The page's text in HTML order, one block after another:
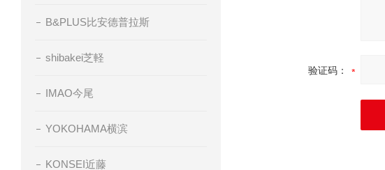
B&PLUS比安德普拉斯
shibakei芝軽
IMAO今尾
YOKOHAMA横滨
KONSEI近藤
验证码：